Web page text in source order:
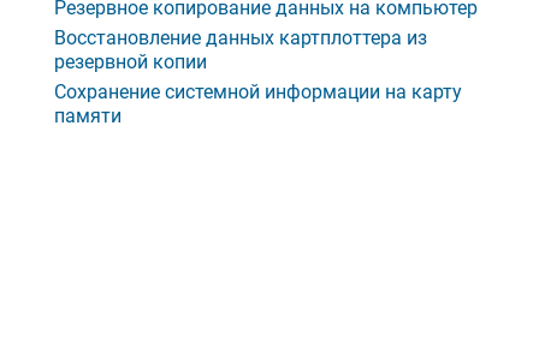
Резервное копирование данных на компьютер
Восстановление данных картплоттера из
резервной копии
Сохранение системной информации на карту
памяти